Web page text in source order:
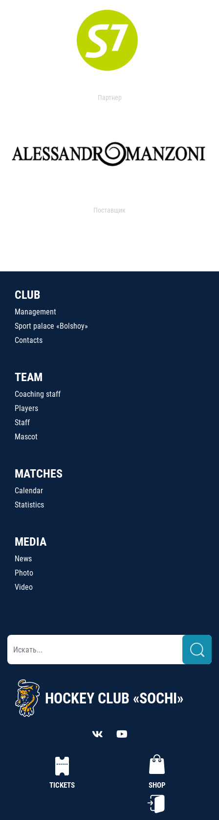
Партнер
Поставщик
CLUB
Management
Sport palace «Bolshoy»
Contacts
TEAM
Coaching staff
Players
Staff
Mascot
MATCHES
Calendar
Statistics
MEDIA
News
Photo
Video
HOCKEY CLUB «SOCHI»
TICKETS SHOP